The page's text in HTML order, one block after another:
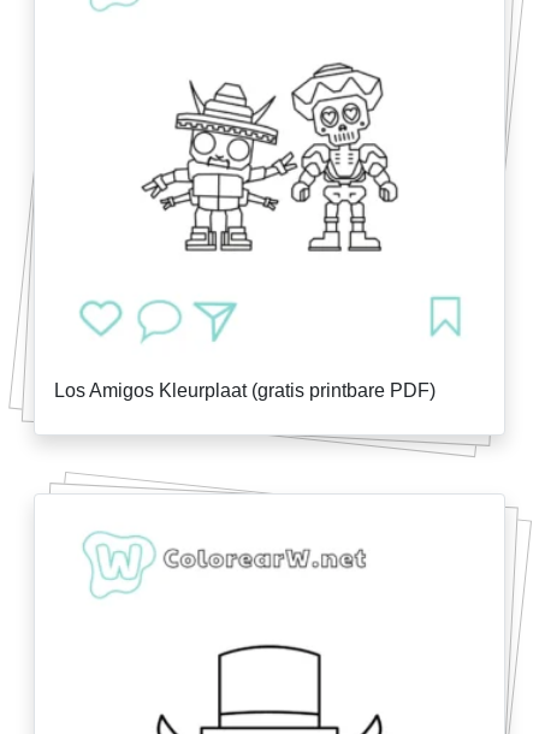
Los Amigos Kleurplaat (gratis printbare PDF)